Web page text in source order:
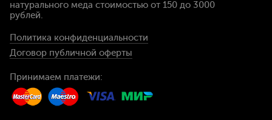
натурального меда стоимостью от 150 до 3000
рублей.
Политика конфиденциальности
Договор публичной оферты
Принимаем платежи: